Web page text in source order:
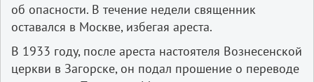
об опасности. В течение недели священник
оставался в Москве, избегая ареста.
В 1933 году, после ареста настоятеля Вознесенской
церкви в Загорске, он подал прошение о переводе